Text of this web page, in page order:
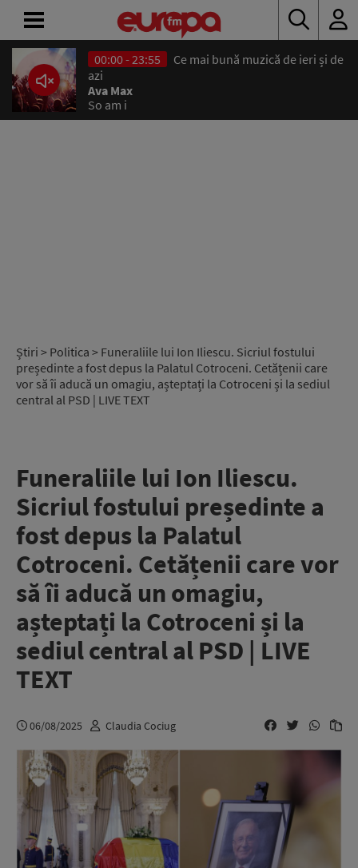
00:00 - 23:55
Ce mai bună muzică de ieri și de
azi
Ava Max
So am i
Știri > Politica > Funeraliile lui Ion Iliescu. Sicriul fostului
președinte a fost depus la Palatul Cotroceni. Cetățenii care
vor să îi aducă un omagiu, așteptați la Cotroceni și la sediul
central al PSD | LIVE TEXT
Funeraliile lui Ion Iliescu.
Sicriul fostului președinte a
fost depus la Palatul
Cotroceni. Cetățenii care vor
să îi aducă un omagiu,
așteptați la Cotroceni și la
sediul central al PSD | LIVE
TEXT
06/08/2025 Claudia Cociug
ACASĂ
ȘTIRI